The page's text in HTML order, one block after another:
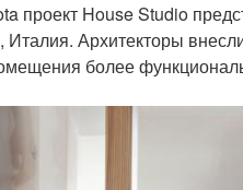
проект House Studio
Архитекторы
более